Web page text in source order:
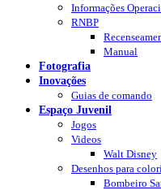
Informações
RNBP
Manual
Fotografia
Inovações
Guias de comando
Espaço Juvenil
Jogos
Videos
Walt Disney
Desenhos para
Bombeiro